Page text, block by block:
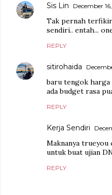
Sis Lin December
Tak pernah
sendiri.. entah...
REPLY
sitirohaida
baru tengok harga
ada budget rasa
REPLY
Kerja Sendiri
Maknanya trueyou
untuk buat ujian
REPLY